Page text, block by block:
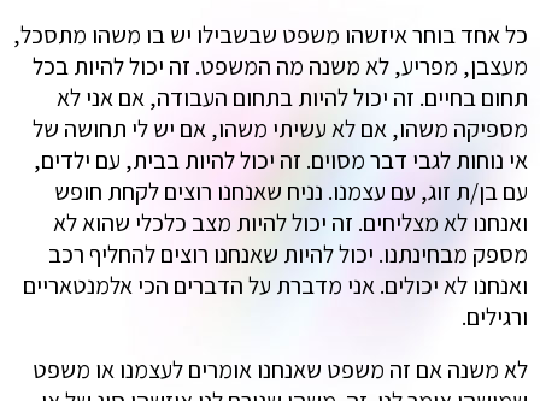
כל אחד בוחר איזשהו משפט שבשבילו יש בו משהו מתסכל,
מעצבן, מפריע, לא משנה מה המשפט. זה יכול להיות בכל
תחום בחיים. זה יכול להיות בתחום העבודה, אם אני לא
מספיקה משהו, אם לא עשיתי משהו, אם יש לי תחושה של
אי נוחות לגבי דבר מסוים. זה יכול להיות בבית, עם ילדים,
עם בן/ת זוג, עם עצמנו. נניח שאנחנו רוצים לקחת חופש
ואנחנו לא מצליחים. זה יכול להיות מצב כלכלי שהוא לא
מספק מבחינתנו. יכול להיות שאנחנו רוצים להחליף רכב
ואנחנו לא יכולים. אני מדברת על הדברים הכי אלמנטאריים
ורגילים.
לא משנה אם זה משפט שאנחנו אומרים לעצמנו או משפט